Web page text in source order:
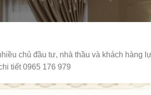
chủ đầu tư, nhà thầu và khách hàng
tiết 0965 176 979